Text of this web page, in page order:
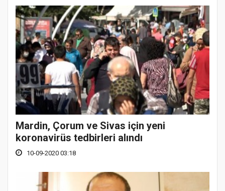
Mardin, Çorum ve Sivas için yeni
koronavirüs tedbirleri alındı
10-09-2020 03:18